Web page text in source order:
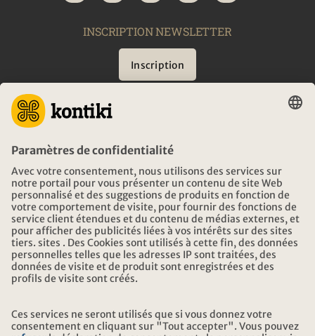
INSCRIPTION NEWSLETTER
Inscription
CONSEIL
URGENCES EN VOYAGE
HEURES D'OUVERTURE KONTIKI VOYAGES
TÉLÉCHARGEMENT ET LIENS
ADRESSE
AU SUJET DE KONTIKI
CERTIFICATION